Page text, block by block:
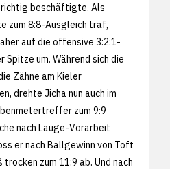
beschäftigte. Als
zum 8:8-Ausgleich traf,
auf die offensive 3:2:1-
Spitze um. Während sich die
Zähne am Kieler
drehte Jicha nun auch im
zum 9:9
nach Lauge-Vorarbeit
er nach Ballgewinn von Toft
zum 11:9 ab. Und nach